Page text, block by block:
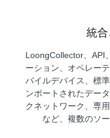
統
LoongCollector、API
ーション、オペレー
バイルデバイス、標
ンポートされたデー
クネットワーク、専
など、複数のソ